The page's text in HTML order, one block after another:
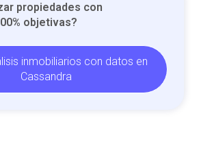
propiedades con
objetivas?
inmobiliarios con datos en
Cassandra